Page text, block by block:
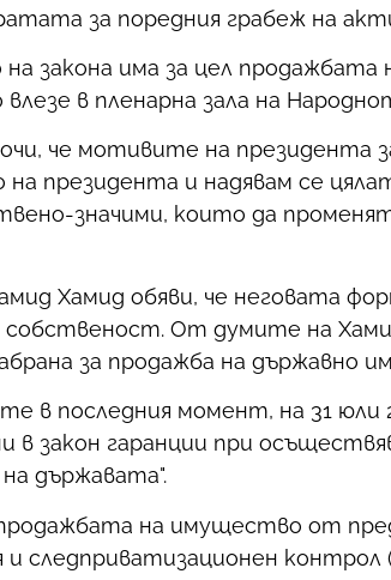
за поредния грабеж на
закона има за цел продажбата
в пленарна зала на
че мотивите на президента
президента и надявам се
значими, които да
Хамид обяви, че неговата
От думите на
за продажба на държавно
в последния момент, на 31 юли
закон гаранции при
държавата".
на имущество от
и следприватизационен контрол